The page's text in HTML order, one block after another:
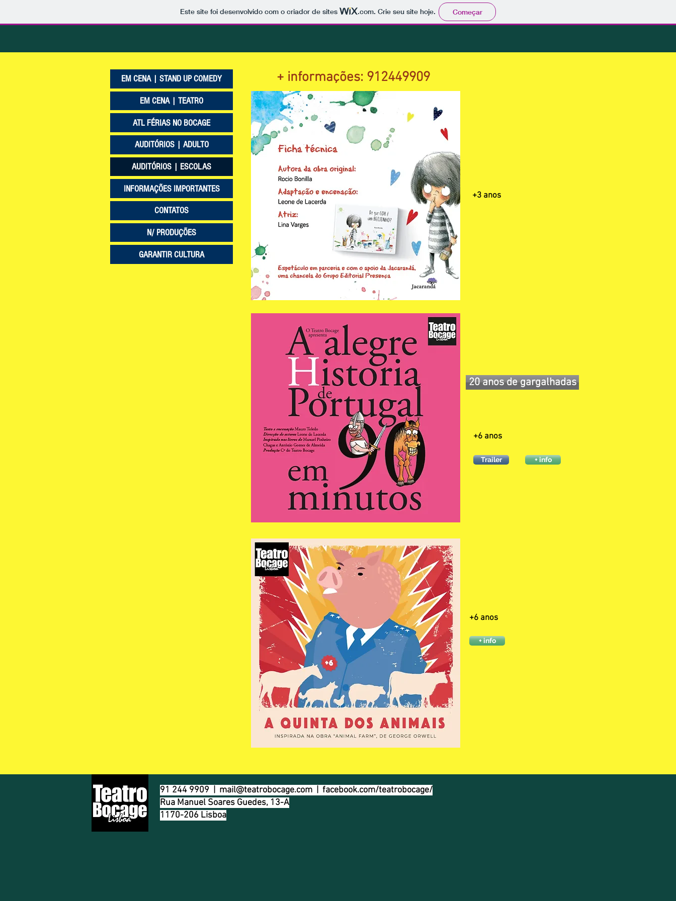
Este site foi desenvolvido com o criador de sites .com. Crie seu site hoje. Começar
EM CENA | STAND UP COMEDY
EM CENA | TEATRO
ATL FÉRIAS NO BOCAGE
AUDITÓRIOS | ADULTO
AUDITÓRIOS | ESCOLAS
INFORMAÇÕES IMPORTANTES
CONTATOS
N/ PRODUÇÕES
GARANTIR CULTURA
+ informações: 912449909
+3 anos
20 anos de gargalhadas
+6 anos
Trailer + info
+6 anos
+ info
91 244 9909 | mail@teatrobocage.com | facebook.com/teatrobocage/
Rua Manuel Soares Guedes, 13-A
1170-206 Lisboa